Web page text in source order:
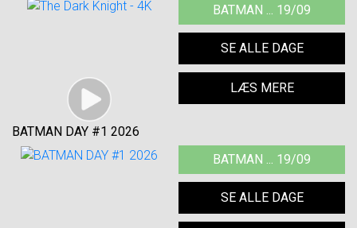
BATMAN ... 19/09
SE ALLE DAGE
LÆS MERE
BATMAN DAY #1 2026
BATMAN ... 19/09
SE ALLE DAGE